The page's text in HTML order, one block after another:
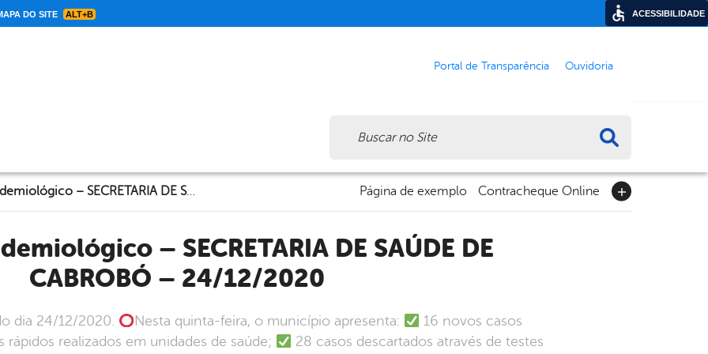
DO SITE ALT+B
Portal de Transparência Ouvidoria
Informe Epidemiológico – SECRETARIA DE SAÚDE DE CABROBÓ – 24/12/2020 Página de exemplo Contracheque Online
CABROBÓ – 24/12/2020
dia 24/12/2020. Nesta quinta-feira, o município apresenta:
16 novos casos
realizados em unidades de saúde;
28 casos descartados através de testes
ACESSIBILIDADE